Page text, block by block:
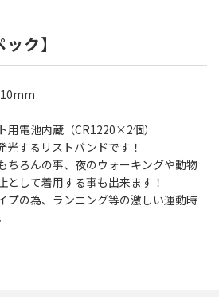
ク】
電池内蔵（CR1220×2個）
光するリストバンドです！
ちろんの事、夜のウォーキングや動物
として着用する事も出来ます！
プの為、ランニング等の激しい運動時